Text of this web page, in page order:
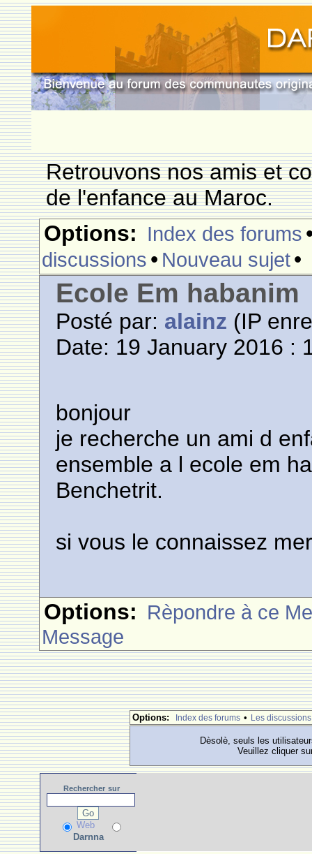
Retrouvons nos amis et
de l'enfance au Maroc.
Options: Index des forums
discussions • Nouveau sujet•
Ecole Em habanim
Posté par: alainz (IP
Date: 19 January 2016 :
bonjour
je recherche un ami d
ensemble a l ecole em
Benchetrit.
si vous le connaissez
Options: Rèpondre à ce
Message
Options: Index des forums • Les discussions
Dèsolè, seuls les
Veuillez cliquer
Rechercher sur
Web
Darnna